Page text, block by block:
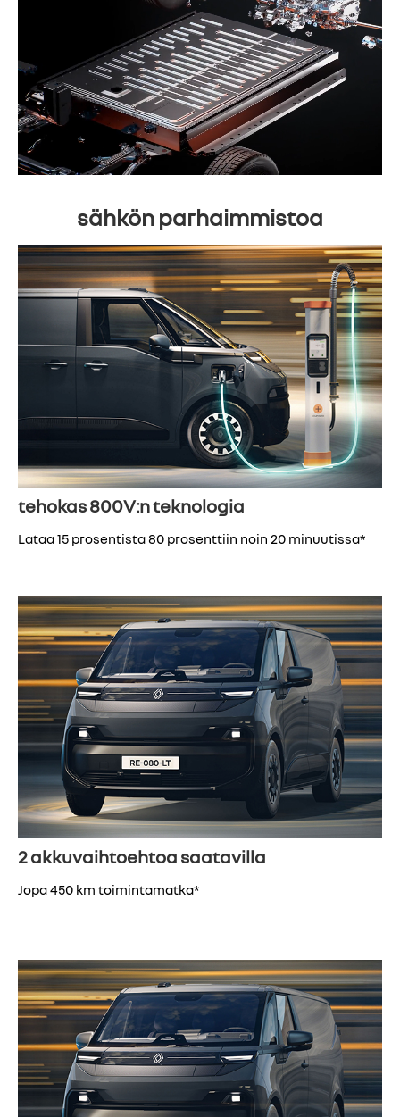
sähkön parhaimmistoa
tehokas 800V:n teknologia
Lataa 15 prosentista 80 prosenttiin noin 20 minuutissa*
2 akkuvaihtoehtoa saatavilla
Jopa 450 km toimintamatka*